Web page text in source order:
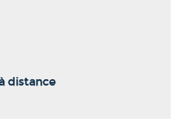
distance